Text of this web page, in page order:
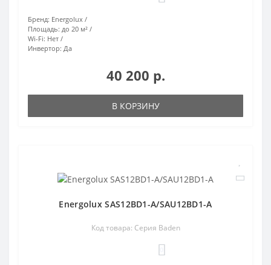
Бренд: Energolux
Площадь: до 20 м²
Wi-Fi: Нет
Инвертор: Да
40 200 р.
В КОРЗИНУ
Energolux SAS12BD1-A/SAU12BD1-A
Код товара: Серия Baden